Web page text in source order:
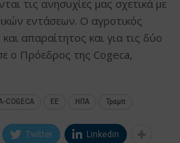
τις ανησυχίες μας σχετικά με
εντάσεων. Ο αγροτικός
απαραίτητος και για τις δύο
ο Πρόεδρος της Cogeca,
COGECA ΕΕ ΗΠΑ Τραμπ
Twitter Linkedin